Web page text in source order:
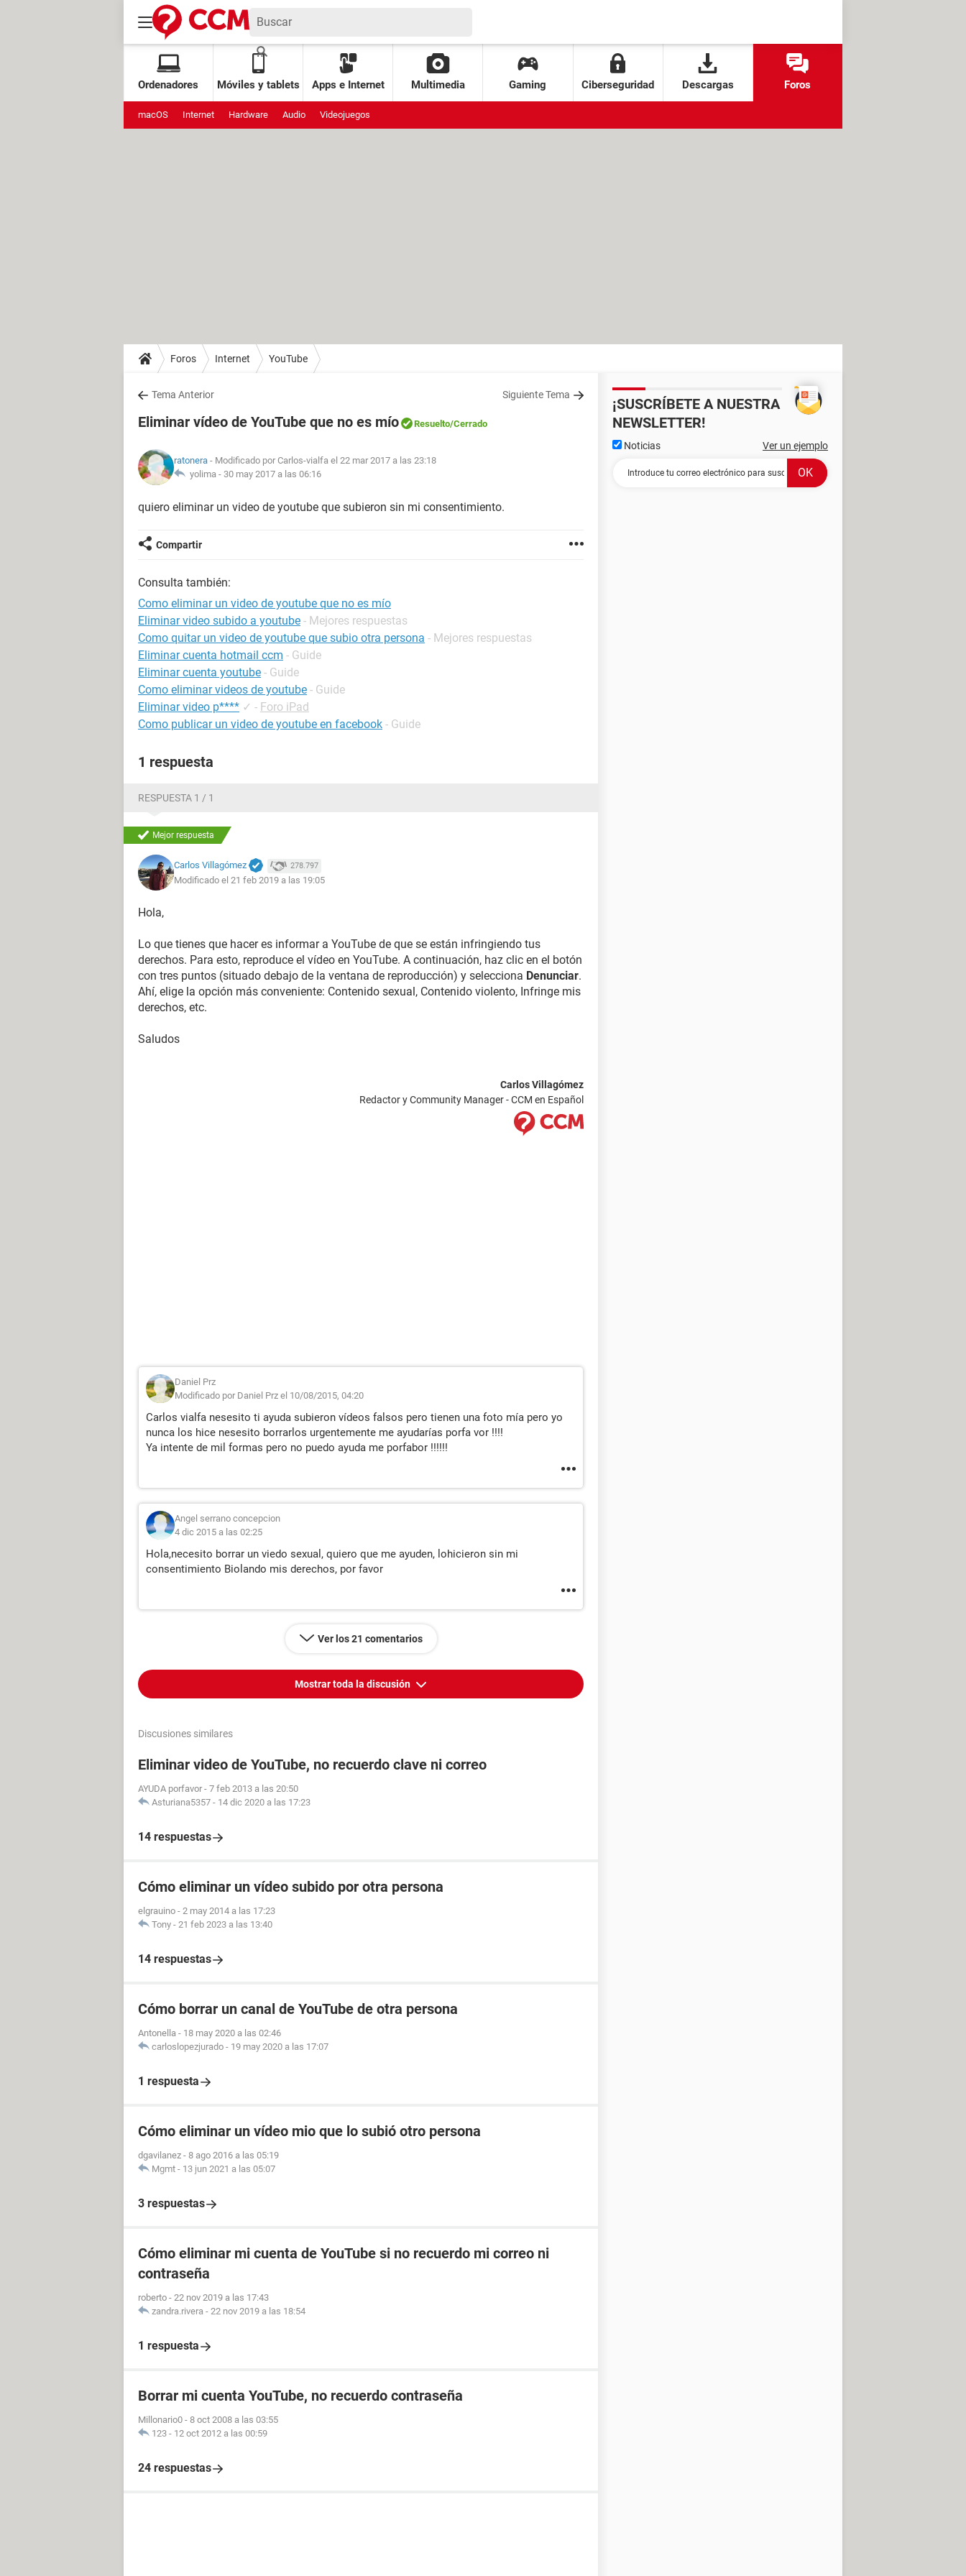
Ordenadores Móviles y tablets Apps e Internet Multimedia Gaming Ciberseguridad Descargas Foros
macOS Internet Hardware Audio Videojuegos
Foros Internet YouTube
Tema Anterior Siguiente Tema
Eliminar vídeo de YouTube que no es mío Resuelto/Cerrado
ratonera - Modificado por Carlos-vialfa el 22 mar 2017 a las 23:18
yolima - 30 may 2017 a las 06:16
quiero eliminar un video de youtube que subieron sin mi consentimiento.
Compartir
Consulta también:
Como eliminar un video de youtube que no es mío
Eliminar video subido a youtube - Mejores respuestas
Como quitar un video de youtube que subio otra persona - Mejores respuestas
Eliminar cuenta hotmail ccm - Guide
Eliminar cuenta youtube - Guide
Como eliminar videos de youtube - Guide
Eliminar video p**** ✓ - Foro iPad
Como publicar un video de youtube en facebook - Guide
1 respuesta
RESPUESTA 1 / 1
Mejor respuesta
Carlos Villagómez 278.797
Modificado el 21 feb 2019 a las 19:05
Hola,
Lo que tienes que hacer es informar a YouTube de que se están infringiendo tus
derechos. Para esto, reproduce el vídeo en YouTube. A continuación, haz clic en el botón
con tres puntos (situado debajo de la ventana de reproducción) y selecciona Denunciar.
Ahí, elige la opción más conveniente: Contenido sexual, Contenido violento, Infringe mis
derechos, etc.
Saludos
Carlos Villagómez
Redactor y Community Manager - CCM en Español
Daniel Prz
Modificado por Daniel Prz el 10/08/2015, 04:20
Carlos vialfa nesesito ti ayuda subieron vídeos falsos pero tienen una foto mía pero yo
nunca los hice nesesito borrarlos urgentemente me ayudarías porfa vor !!!!
Ya intente de mil formas pero no puedo ayuda me porfabor !!!!!!
Angel serrano concepcion
4 dic 2015 a las 02:25
Hola,necesito borrar un viedo sexual, quiero que me ayuden, lohicieron sin mi
consentimiento Biolando mis derechos, por favor
Ver los 21 comentarios
Mostrar toda la discusión
Discusiones similares
Eliminar video de YouTube, no recuerdo clave ni correo
AYUDA porfavor - 7 feb 2013 a las 20:50
Asturiana5357 - 14 dic 2020 a las 17:23
14 respuestas
Cómo eliminar un vídeo subido por otra persona
elgrauino - 2 may 2014 a las 17:23
Tony - 21 feb 2023 a las 13:40
14 respuestas
Cómo borrar un canal de YouTube de otra persona
Antonella - 18 may 2020 a las 02:46
carloslopezjurado - 19 may 2020 a las 17:07
1 respuesta
Cómo eliminar un vídeo mio que lo subió otro persona
dgavilanez - 8 ago 2016 a las 05:19
Mgmt - 13 jun 2021 a las 05:07
3 respuestas
Cómo eliminar mi cuenta de YouTube si no recuerdo mi correo ni
contraseña
roberto - 22 nov 2019 a las 17:43
zandra.rivera - 22 nov 2019 a las 18:54
1 respuesta
Borrar mi cuenta YouTube, no recuerdo contraseña
Millonario0 - 8 oct 2008 a las 03:55
123 - 12 oct 2012 a las 00:59
24 respuestas
¡SUSCRÍBETE A NUESTRA
NEWSLETTER!
Noticias Ver un ejemplo